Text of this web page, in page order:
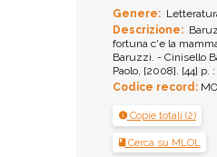
Genere:
Descrizione:
fortuna c'e la
Baruzzi. - Cinisello
Paolo, [2008]. [44] p.
Codice record:
Copie totali (2)
Cerca su MLOL